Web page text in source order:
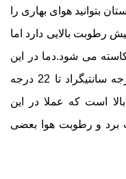
بتوانید هوای بهاری را
رطوبت بالایی دارد اما
می شود.دما در این
جزیره در این ماه ها حدودا بین 19 درجه سانتیگراد تا 22 درجه
است که عملا در این
و رطوبت هوا بعضی